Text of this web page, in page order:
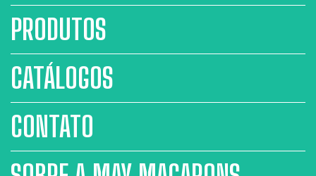
PRODUTOS
CATÁLOGOS
CONTATO